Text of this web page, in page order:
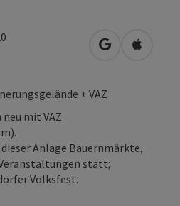
in Google
in
+ VAZ
mit VAZ
Anlage Bauernmärkte,
statt;
Volksfest.